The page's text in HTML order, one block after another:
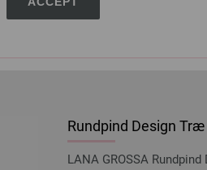
Rundpind Design
LANA GROSSA